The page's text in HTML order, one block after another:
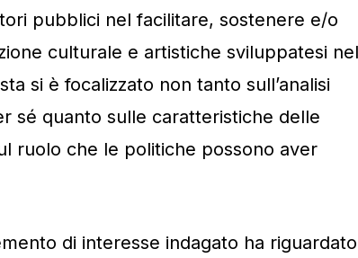
pubblici nel facilitare, sostenere e/o
culturale e artistiche sviluppatesi nel
si è focalizzato non tanto sull’analisi
sé quanto sulle caratteristiche delle
ruolo che le politiche possono aver
di interesse indagato ha